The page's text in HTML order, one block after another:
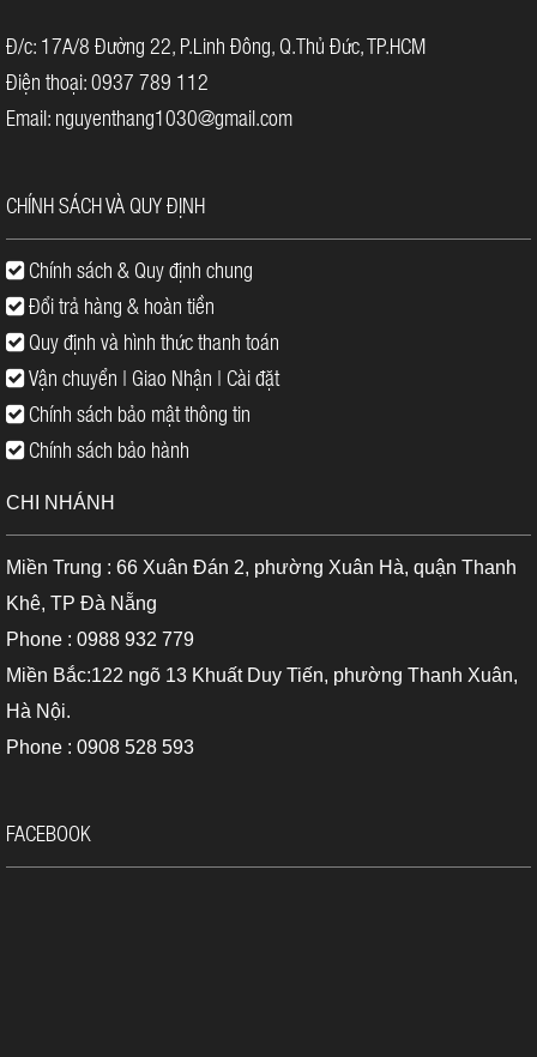
Đ/c: 17A/8 Đường 22, P.Linh Đông, Q.Thủ Đức, TP.HCM
Điện thoại: 0937 789 112
Email: nguyenthang1030@gmail.com
CHÍNH SÁCH VÀ QUY ĐỊNH
Chính sách & Quy định chung
Đổi trả hàng & hoàn tiền
Quy định và hình thức thanh toán
Vận chuyển | Giao Nhận | Cài đặt
Chính sách bảo mật thông tin
Chính sách bảo hành
CHI NHÁNH
Miền Trung : 66 Xuân Đán 2, phường Xuân Hà, quận Thanh
Khê, TP Đà Nẵng
Phone : 0988 932 779
Miền Bắc:122 ngõ 13 Khuất Duy Tiến, phường Thanh Xuân,
Hà Nội.
Phone : 0908 528 593
FACEBOOK